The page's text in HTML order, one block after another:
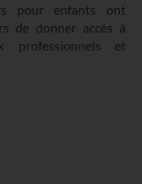
pour enfants ont
de donner accès à
professionnels et